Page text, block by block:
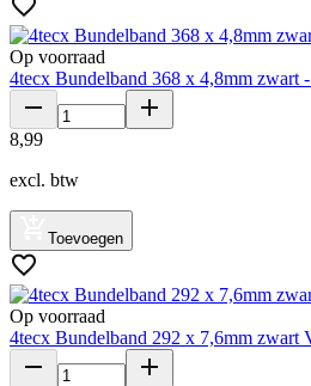
Op voorraad
4tecx Bundelband 368 x 4,8mm zwart
8,99
excl. btw
Toevoegen
Op voorraad
4tecx Bundelband 292 x 7,6mm zwart